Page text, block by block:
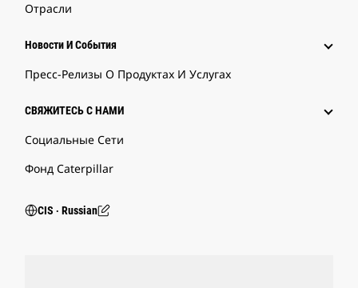
Отрасли
Новости И События
Пресс-Релизы О Продуктах И Услугах
СВЯЖИТЕСЬ С НАМИ
Социальные Сети
Фонд Caterpillar
CIS ‧ Russian